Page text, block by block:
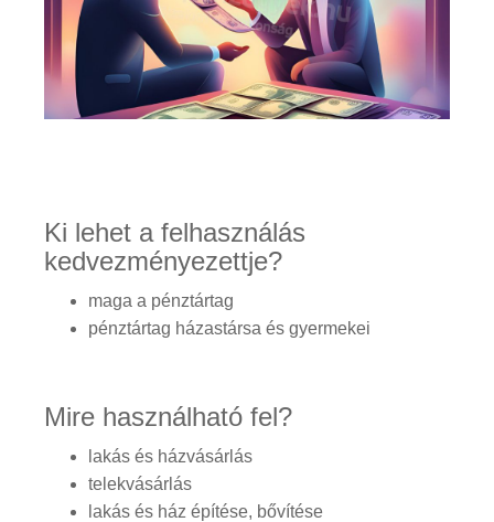
Ki lehet a felhasználás
kedvezményezettje?
maga a pénztártag
pénztártag házastársa és gyermekei
Mire használható fel?
lakás és házvásárlás
telekvásárlás
lakás és ház építése, bővítése